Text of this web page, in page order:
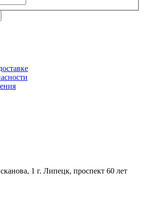
1 г. Липецк, проспект 60 лет